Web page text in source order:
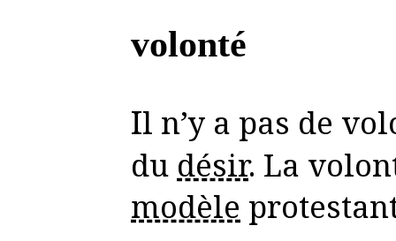
volonté
Il n’y a pas de volonté, seulement
du désir. La
modèle